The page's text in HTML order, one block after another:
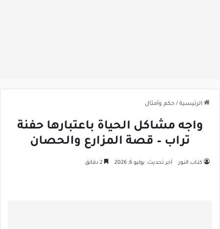
الرئيسية / حكم وأمثال
واجه مشاكل الحياة باعتبارها حفنة
تراب – قصة المزارع والحصان
كتـاب النـور آخر تحديث: يوليو 6, 2026